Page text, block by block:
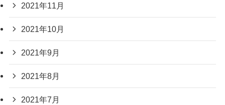
2021年11月
2021年10月
2021年9月
2021年8月
2021年7月